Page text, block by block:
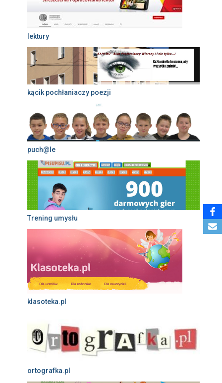
lektury
kącik pochłaniaczy poezji
puch@le
Trening umysłu
klasoteka.pl
ortografka.pl